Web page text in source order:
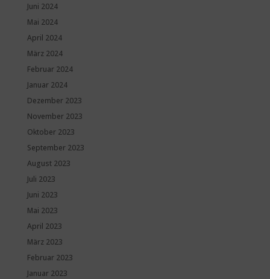
Juni 2024
Mai 2024
April 2024
März 2024
Februar 2024
Januar 2024
Dezember 2023
November 2023
Oktober 2023
September 2023
August 2023
Juli 2023
Juni 2023
Mai 2023
April 2023
März 2023
Februar 2023
Januar 2023